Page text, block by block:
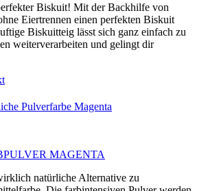
Biskuit! Mit der Backhilfe von
Eiertrennen einen perfekten Biskuit
Biskuitteig lässt sich ganz einfach zu
weiterverarbeiten und gelingt dir
MAGENTA
natürliche Alternative zu